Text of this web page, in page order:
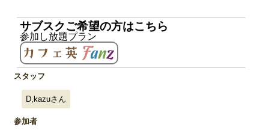
サブスクご希望の方はこちら
参加し放題プラン
スタッフ
D,kazuさん
参加者